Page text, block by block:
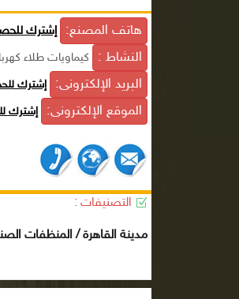
هاتف المصنع: إشترك
النشاط : كيماويات طلاء
البريد الإلكترونى: إشترك
الموقع الإلكترونى: إشترك
التصنيفات :
مدينة القاهرة / المنظفات